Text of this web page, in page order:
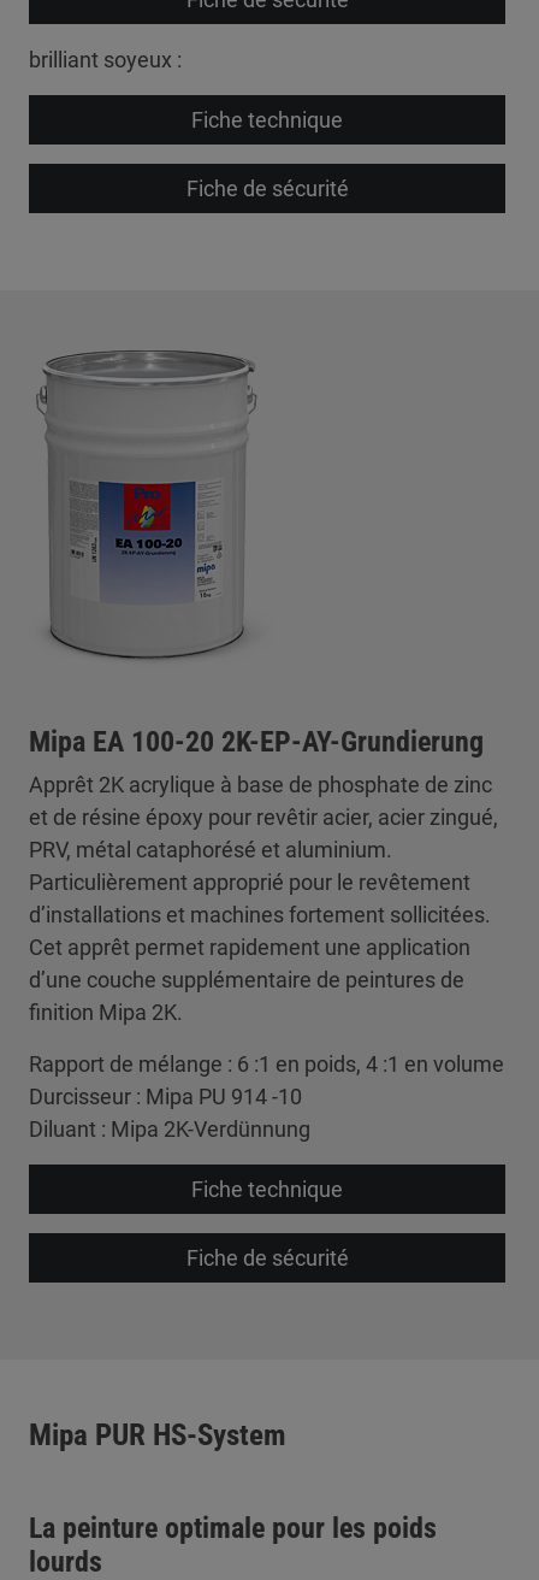
brilliant soyeux :
Fiche technique
Fiche de sécurité
Mipa EA 100-20 2K-EP-AY-Grundierung
Apprêt 2K acrylique à base de phosphate de zinc
et de résine époxy pour revêtir acier, acier zingué,
PRV, métal cataphorésé et aluminium.
Particulièrement approprié pour le revêtement
d’installations et machines fortement sollicitées.
Cet apprêt permet rapidement une application
d’une couche supplémentaire de peintures de
finition Mipa 2K.
Rapport de mélange : 6 :1 en poids, 4 :1 en volume
Durcisseur : Mipa PU 914 -10
Diluant : Mipa 2K-Verdünnung
Fiche technique
Fiche de sécurité
Mipa PUR HS-System
La peinture optimale pour les poids
lourds